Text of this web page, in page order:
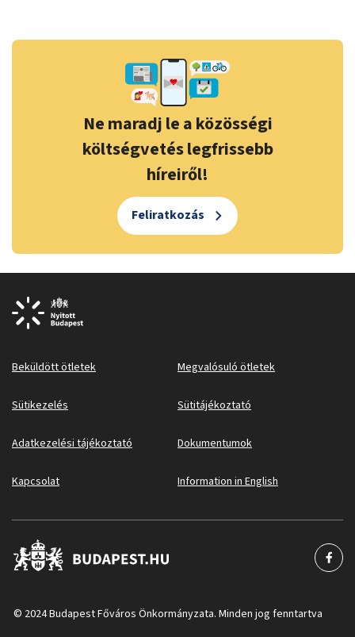
Ne maradj le a közösségi
költségvetés legfrissebb
híreiről!
Feliratkozás
Beküldött ötletek Megvalósuló ötletek
Sütikezelés Sütitájékoztató
Adatkezelési tájékoztató Dokumentumok
Kapcsolat Information in English
© 2024 Budapest Főváros Önkormányzata. Minden jog fenntartva